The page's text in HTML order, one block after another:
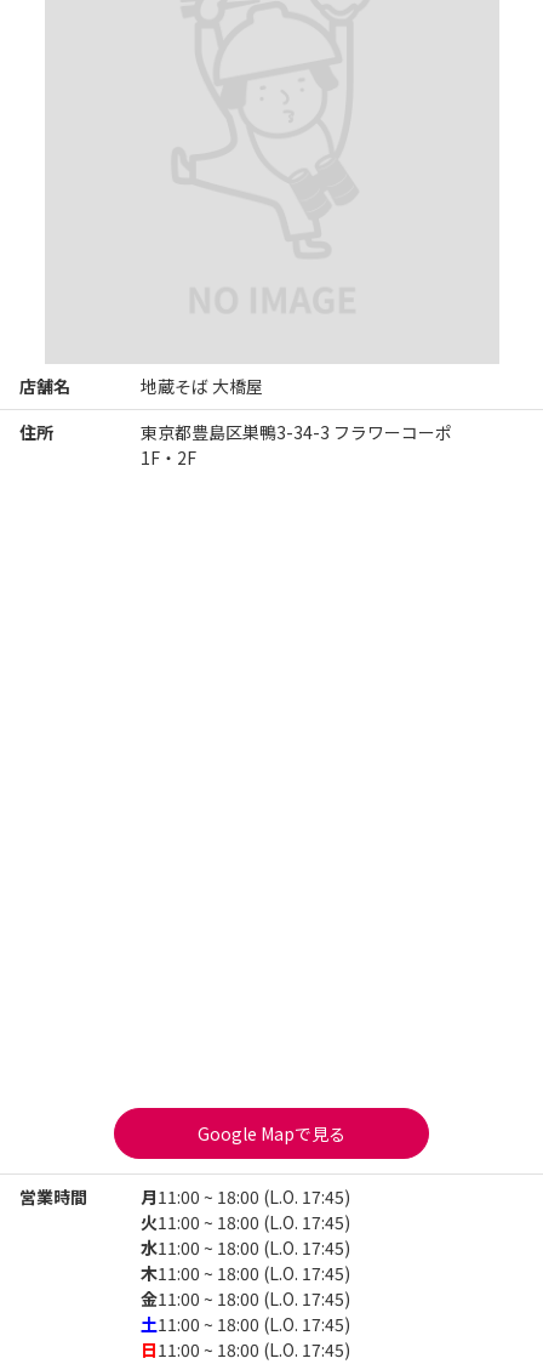
店舗名
地蔵そば 大橋屋
住所
東京都豊島区巣鴨3-34-3 フラワーコーポ
1F・2F
Google Mapで見る
営業時間 月11:00 ~ 18:00 (L.O. 17:45)
火11:00 ~ 18:00 (L.O. 17:45)
水11:00 ~ 18:00 (L.O. 17:45)
木11:00 ~ 18:00 (L.O. 17:45)
金11:00 ~ 18:00 (L.O. 17:45)
土11:00 ~ 18:00 (L.O. 17:45)
日11:00 ~ 18:00 (L.O. 17:45)